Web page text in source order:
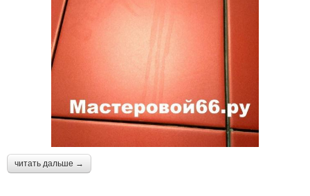
читать дальше →